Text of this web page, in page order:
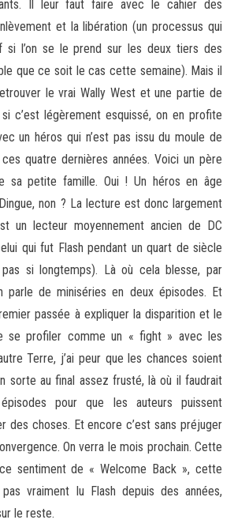
Il leur faut faire avec le cahier des
et la libération (un processus qui
si l’on se le prend sur les deux tiers des
que ce soit le cas cette semaine). Mais il
le vrai Wally West et une partie de
c’est légèrement esquissé, on en profite
un héros qui n’est pas issu du moule de
quatre dernières années. Voici un père
sa petite famille. Oui ! Un héros en âge
non ? La lecture est donc largement
un lecteur moyennement ancien de DC
qui fut Flash pendant un quart de siècle
si longtemps). Là où cela blesse, par
parle de miniséries en deux épisodes. Et
passée à expliquer la disparition et le
se profiler comme un « fight » avec les
Terre, j’ai peur que les chances soient
sorte au final assez frusté, là où il faudrait
pour que les auteurs puissent
des choses. Et encore c’est sans préjuger
On verra le mois prochain. Cette
sentiment de « Welcome Back », cette
pas vraiment lu Flash depuis des années,
le reste.